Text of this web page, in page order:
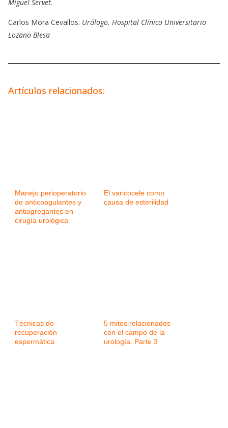
Miguel Servet.
Carlos Mora Cevallos. Urólogo. Hospital Clínico Universitario
Lozano Blesa
Artículos relacionados:
Manejo perioperatorio
de anticoagulantes y
antiagregantes en
cirugía urológica
El varicocele como
causa de esterilidad
Técnicas de
recuperación
espermática
5 mitos relacionados
con el campo de la
urología. Parte 3